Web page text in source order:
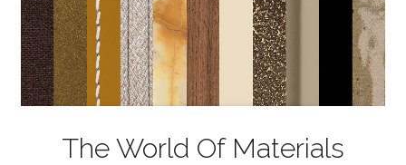
The World Of Materials